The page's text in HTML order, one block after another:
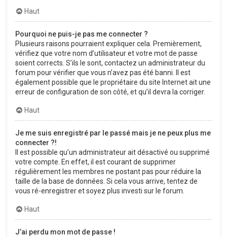
Haut
Pourquoi ne puis-je pas me connecter ?
Plusieurs raisons pourraient expliquer cela. Premièrement,
vérifiez que votre nom d’utilisateur et votre mot de passe
soient corrects. S’ils le sont, contactez un administrateur du
forum pour vérifier que vous n’avez pas été banni. Il est
également possible que le propriétaire du site Internet ait une
erreur de configuration de son côté, et qu’il devra la corriger.
Haut
Je me suis enregistré par le passé mais je ne peux plus me
connecter ?!
Il est possible qu’un administrateur ait désactivé ou supprimé
votre compte. En effet, il est courant de supprimer
régulièrement les membres ne postant pas pour réduire la
taille de la base de données. Si cela vous arrive, tentez de
vous ré-enregistrer et soyez plus investi sur le forum.
Haut
J’ai perdu mon mot de passe !